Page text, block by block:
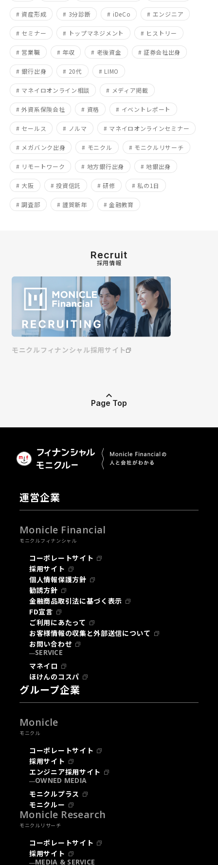
# 資産形成 # 3分診断 # iDeCo # エンジニア
# セミナー # トップマネジメント # ヒストリー
# 営業職 # 年収 # 老後資金 # 証券会社出身
# 銀行出身 # 20代 # LIMO
# マネイロオンライン相談 # メディア掲載
# 外資系保険会社 # 資格 # イベントレポート
# セールス # ノルマ # マネイロオンラインセミナー
# メガバンク出身 # モニクル # モニクルリサーチ
# リモートワーク # 地方銀行出身 # 地銀出身
# 大阪 # 投資信託 # 研修 # 私の1日
# 調査部 # 謹賀新年 # 金融教育
Recruit
採用情報
モニクルフィナンシャル採用サイト
Page Top
運営企業
Monicle Financial
モニクルフィナンシャル
コーポレートサイト
採用サイト
個人情報保護方針
勧誘方針
金融商品取引法に基づく表示
FD宣言
ご利用にあたって
お客様情報の収集と外部送信について
お問い合わせ
SERVICE
マネイロ
ほけんのコスパ
グループ企業
Monicle
モニクル
コーポレートサイト
採用サイト
エンジニア採用サイト
OWNED MEDIA
モニクルプラス
モニクルー
Monicle Research
モニクルリサーチ
コーポレートサイト
採用サイト
MEDIA & SERVICE